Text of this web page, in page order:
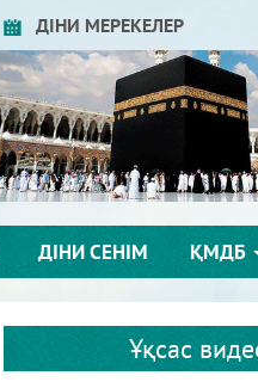
ДІНИ МЕРЕКЕЛЕР
ДІНИ СЕНІМ ҚМДБ
Ұқсас